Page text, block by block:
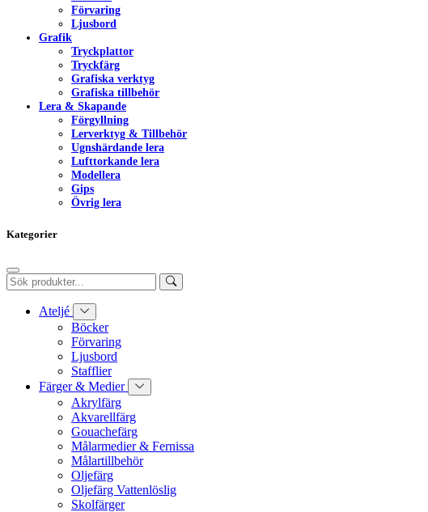
Förvaring
Ljusbord
Grafik
Tryckplattor
Tryckfärg
Grafiska verktyg
Grafiska tillbehör
Lera & Skapande
Förgyllning
Lerverktyg & Tillbehör
Ugnshärdande lera
Lufttorkande lera
Modellera
Gips
Övrig lera
Kategorier
Ateljé
Böcker
Förvaring
Ljusbord
Stafflier
Färger & Medier
Akrylfärg
Akvarellfärg
Gouachefärg
Målarmedier & Fernissa
Målartillbehör
Oljefärg
Oljefärg Vattenlöslig
Skolfärger